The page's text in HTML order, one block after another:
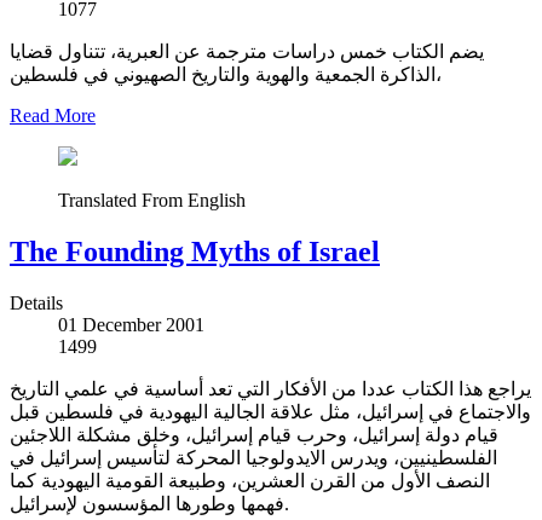
1077
يضم الكتاب خمس دراسات مترجمة عن العبرية، تتناول قضايا
الذاكرة الجمعية والهوية والتاريخ الصهيوني في فلسطين،
Read More
Translated From English
The Founding Myths of Israel
Details
01 December 2001
1499
يراجع هذا الكتاب عددا من الأفكار التي تعد أساسية في علمي التاريخ
والاجتماع في إسرائيل، مثل علاقة الجالية اليهودية في فلسطين قبل
قيام دولة إسرائيل، وحرب قيام إسرائيل، وخلق مشكلة اللاجئين
الفلسطينيين، ويدرس الايدولوجيا المحركة لتأسيس إسرائيل في
النصف الأول من القرن العشرين، وطبيعة القومية اليهودية كما
فهمها وطورها المؤسسون لإسرائيل.